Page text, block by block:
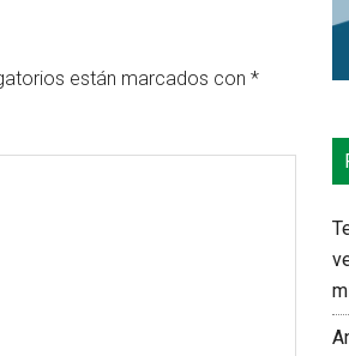
están marcados con *